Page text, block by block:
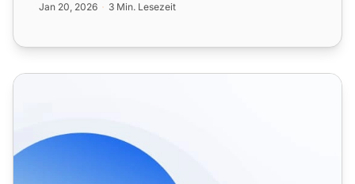
Jan 20, 2026 3 Min. Lesezeit
Funktionen zur Rechnungsverwaltung